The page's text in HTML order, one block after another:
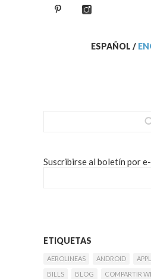
ESPAÑOL /
Suscribirse al boletín por
ETIQUETAS
AEROLINEAS ANDROID
BILLS
BLOG
COMPARTIR